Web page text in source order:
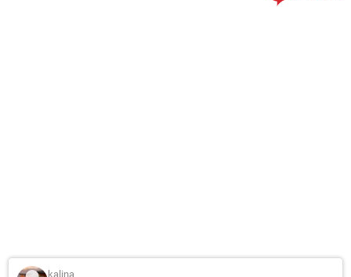
kalina